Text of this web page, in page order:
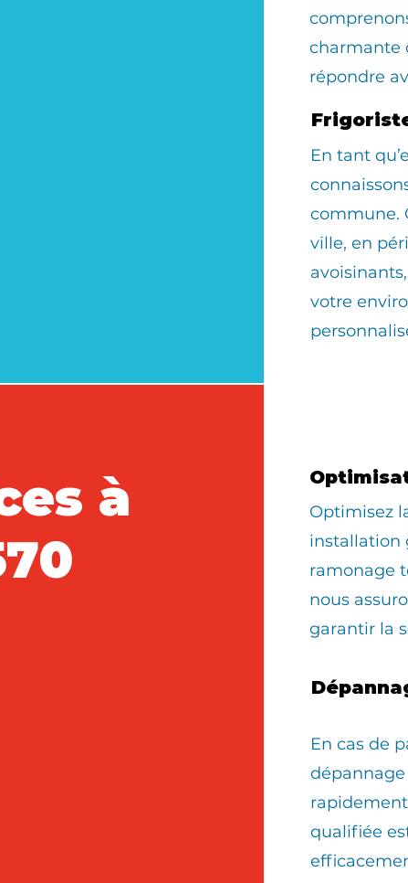
charmante
répondre
En tant
commune.
ville, en
votre
à
Optimisez
installation
ramonage
nous
garantir la
En cas de
qualifiée